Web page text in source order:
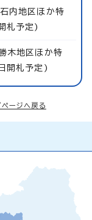
内地区ほか特
札予定)
木地区ほか特
札予定)
ページへ戻る